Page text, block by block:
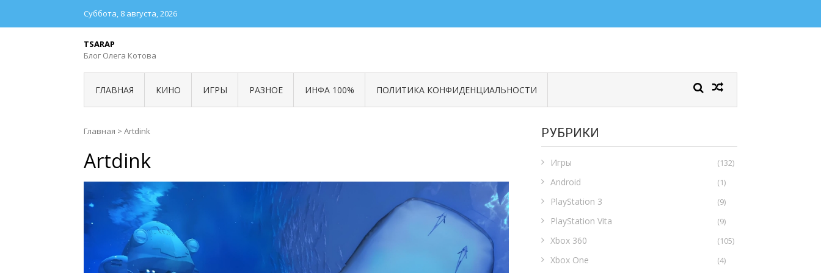
Суббота, 8 августа, 2026
TSARAP
Блог Олега Котова
ГЛАВНАЯ КИНО ИГРЫ РАЗНОЕ ИНФА 100% ПОЛИТИКА КОНФИДЕНЦИАЛЬНОСТИ
Главная > Artdink
Artdink
РУБРИКИ
Игры (132)
Android (1)
PlayStation 3 (9)
PlayStation Vita (9)
Xbox 360 (105)
Xbox One (4)